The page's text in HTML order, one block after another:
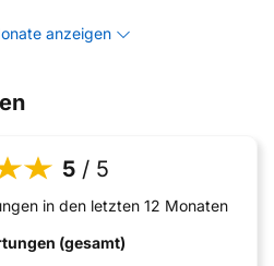
anzeigen
5 / 5
in den letzten 12 Monaten
(gesamt)